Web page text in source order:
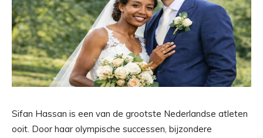
Sifan Hassan is een van de grootste Nederlandse atleten
ooit. Door haar olympische successen, bijzondere